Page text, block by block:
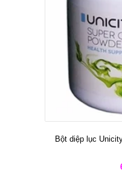
Bột diệp lục